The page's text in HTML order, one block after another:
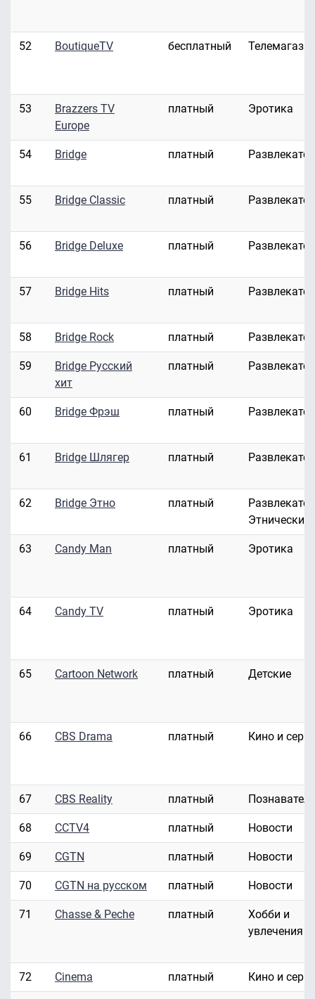
52 BoutiqueTV бесплатный
53
Brazzers TV
Europe
платный Эротика
54 Bridge платный
55 Bridge Classic платный
56 Bridge Deluxe платный
57 Bridge Hits платный
58 Bridge Rock платный
59
Bridge Русский
хит
платный
60 Bridge Фрэш платный
61 Bridge Шлягер платный
62 Bridge Этно платный
Этнические
63 Candy Man платный Эротика
64 Candy TV платный Эротика
65 Cartoon Network платный Детские
66 CBS Drama платный Кино и
67 CBS Reality платный
68 CCTV4 платный Новости
69 CGTN платный Новости
70 CGTN на русском платный Новости
71 Chasse & Peche платный
Хобби и
увлечения
72 Cinema платный Кино и